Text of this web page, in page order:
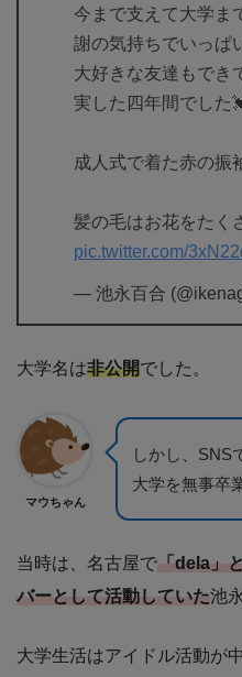
今まで支えて大学ま
謝の気持ちでいっぱ
大好きな友達もでき
実した四年間でした
成人式で着た赤の振
髪の毛はお花をたく
pic.twitter.com/
— 池永百合
大学名は非公開でした。
マウちゃん
しかし、SNS
大学を無事卒
当時は、名古屋で 「dela」
バーとして活動していた池
大学生活はアイドル活動が